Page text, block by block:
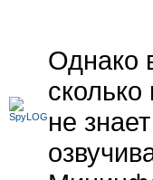
Однако
не